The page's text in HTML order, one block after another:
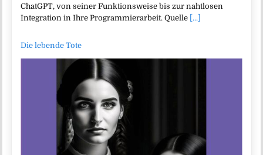
ChatGPT, von seiner Funktionsweise bis zur nahtlosen
Integration in Ihre Programmierarbeit. Quelle [...]
Die lebende Tote